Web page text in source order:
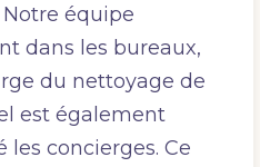
équipe
dans les bureaux,
du nettoyage de
est également
concierges. Ce